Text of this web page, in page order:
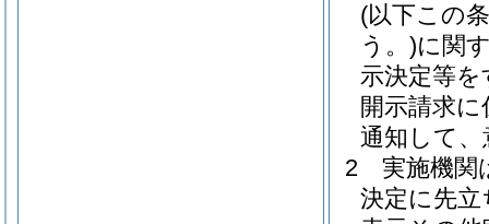
(以下この
う。)に関
示決定等
開示請求
通知して
2
実施機関
決定に先